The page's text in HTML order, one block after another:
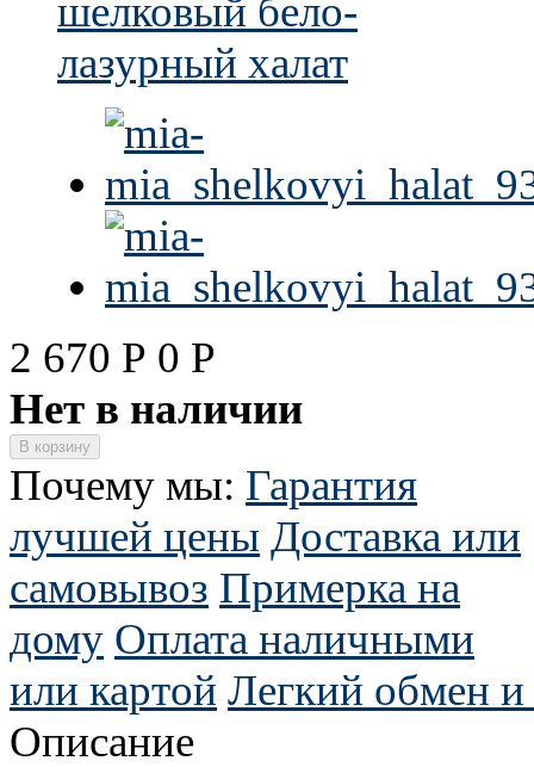
2 670 Р 0 Р
Нет в наличии
Почему мы: Гарантия
лучшей цены Доставка или
самовывоз Примерка на
дому Оплата наличными
или картой Легкий обмен и
Описание